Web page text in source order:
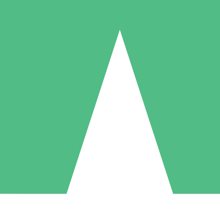
Individuella Kreditpaket
per användning med nedladdningskrediter. Inget månatligt åtagande
5 Nedladdningar
US$